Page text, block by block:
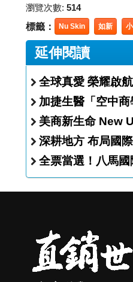
瀏覽次數: 514
標籤： Nu Skin 如新
延伸閱讀
全票當選！八馬